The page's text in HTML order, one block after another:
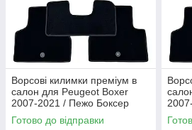
Ворсові килимки преміум в
салон для Peugeot Boxer
2007-2021 / Пежо Боксер
килимки
Готово до відправки